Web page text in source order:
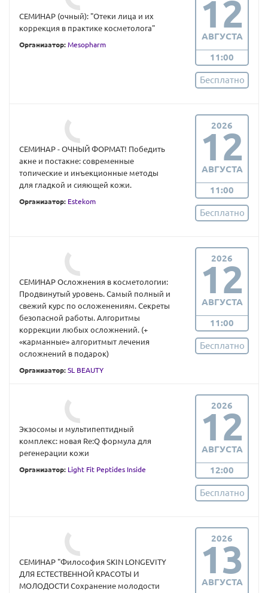
СЕМИНАР (очный): "Отеки лица и их
коррекция в практике косметолога"
Организатор: Mesopharm
12
АВГУСТА
11:00
Бесплатно
СЕМИНАР - ОЧНЫЙ ФОРМАТ! Победить
акне и постакне: современные
топические и инъекционные методы
для гладкой и сияющей кожи.
Организатор: Estekom
2026
12
АВГУСТА
11:00
Бесплатно
СЕМИНАР Осложнения в косметологии:
Продвинутый уровень. Самый полный и
свежий курс по осложенениям. Секреты
безопасной работы. Алгоритмы
коррекции любых осложнений. (+
«карманные» алгоритмыт лечения
осложнений в подарок)
Организатор: SL BEAUTY
2026
12
АВГУСТА
11:00
Бесплатно
Экзосомы и мультипептидный
комплекс: новая Re:Q формула для
регенерации кожи
Организатор: Light Fit Peptides Inside
2026
12
АВГУСТА
12:00
Бесплатно
СЕМИНАР "Философия SKIN LONGEVITY
ДЛЯ ЕСТЕСТВЕННОЙ КРАСОТЫ И
МОЛОДОСТИ Сохранение молодости
2026
13
АВГУСТА